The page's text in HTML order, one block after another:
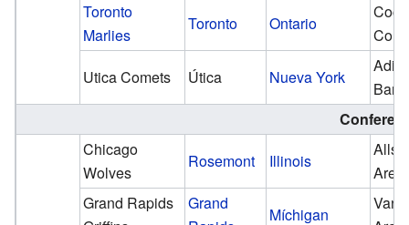
Toronto
Marlies
Toronto Ontario
Utica Comets
Útica Nueva York
Chicago
Wolves
Rosemont Illinois
Grand Rapids
Grand
Míchigan
Van